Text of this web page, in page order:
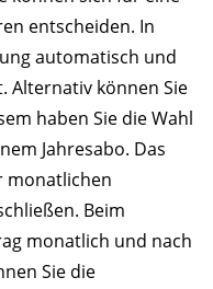
entscheiden. In
automatisch und
Alternativ können Sie
haben Sie die Wahl
Jahresabo. Das
monatlichen
Beim
monatlich und nach
Sie die